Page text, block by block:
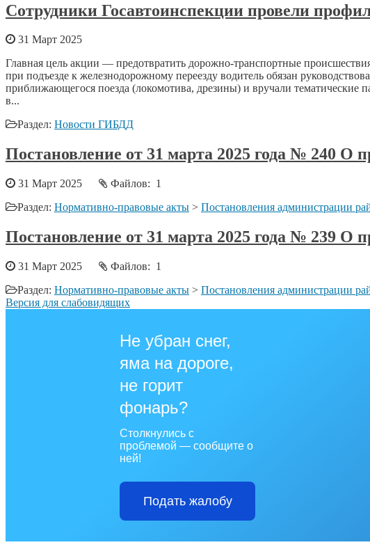
Сотрудники Госавтоинспекции провели
31 Март 2025
Главная цель акции — предотвратить дорожно-транспортные
при подъезде к железнодорожному переезду водитель обязан
приближающегося поезда (локомотива, дрезины) и вручали тематические
в...
Раздел: Новости ГИБДД
Постановление от 31 марта 2025 года № 240 О
31 Март 2025
Файлов: 1
Раздел: Нормативно-правовые акты > Постановления администрации
Постановление от 31 марта 2025 года № 239 О
31 Март 2025
Файлов: 1
Раздел: Нормативно-правовые акты > Постановления администрации
Версия для слабовидящих
Не убран снег,
яма на дороге,
не горит
фонарь?
Столкнулись с
проблемой — сообщите о
ней!
Подать жалобу